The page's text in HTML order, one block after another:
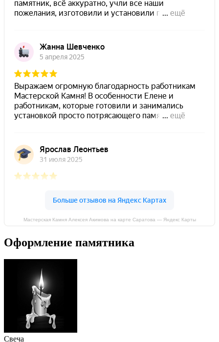
Мастерская Камня Алексея Акимова на карте Саратова — Яндекс Карты
Оформление памятника
Свеча